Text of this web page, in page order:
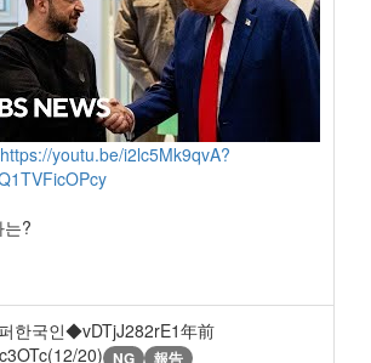
https://youtu.be/i2lc5Mk9qvA?
?
한국인◆vDTjJ282rE1年前
20) NG 報告